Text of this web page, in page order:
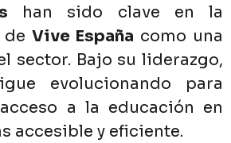
han sido clave en
la
de Vive España como una
sector. Bajo su liderazgo,
evolucionando
para
acceso a la educación en
accesible y eficiente.